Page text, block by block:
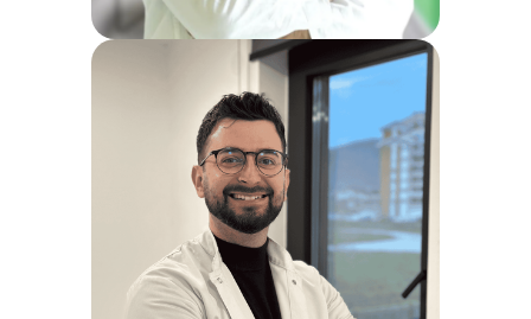
Specijalista interne
Dr Slobodan Petrović